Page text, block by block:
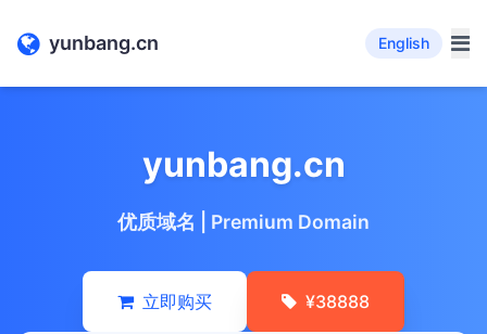
yunbang.cn English
yunbang.cn
优质域名 | Premium Domain
立即购买 ¥38888